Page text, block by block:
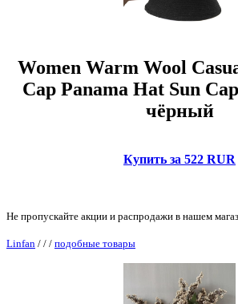
Women Warm Wool
Cap Panama Hat Sun
чёрный
Купить за 522 RUR
Не пропускайте акции и распродажи в нашем
Linfan / / / подобные товары